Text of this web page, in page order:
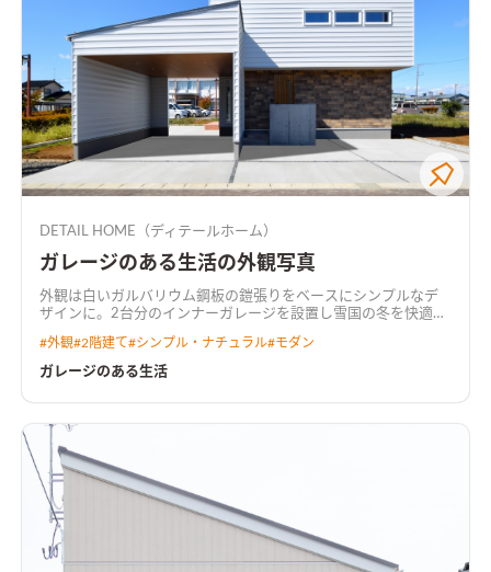
DETAIL HOME（ディテールホーム）
ガレージのある生活の外観写真
外観は白いガルバリウム鋼板の鎧張りをベースにシンプルなデ
ザインに。2台分のインナーガレージを設置し雪国の冬を快適に
LDKの床にホワイトオーク柄を採用し、アクセントとなるクロ
スやカラフルなモザイクタイルを随所にちりばめた。
井で天井高3メートル。内装の仕上げも明るい印象にまとめ空間
を広く演出
タミンカラーのイエローのクロスをアクセントとして毎日の暮
らしに彩をそえる
#外観#2階建て #シンプル・ナチュラル#モダン
ガレージのある生活